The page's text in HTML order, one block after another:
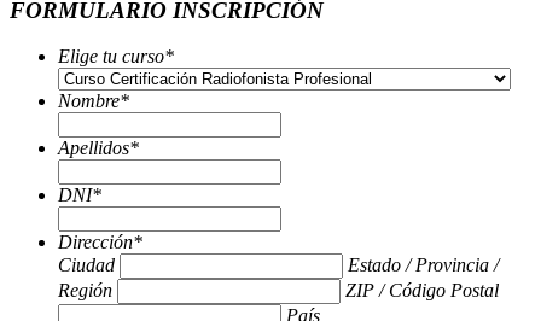
FORMULARIO INSCRIPCIÓN
Elige tu curso*
Nombre*
Apellidos*
DNI*
Dirección*
Ciudad
Estado / Provincia /
Región
ZIP / Código Postal
País